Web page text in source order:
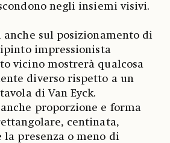
negli insiemi visivi.
sul posizionamento di
impressionista
vicino mostrerà qualcosa
diverso rispetto a un
di Van Eyck.
proporzione e forma
centinata,
la presenza o meno di